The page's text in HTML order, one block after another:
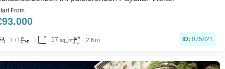
From
93.000
1+1 1 57 sq_m 2 Km ID: 075821